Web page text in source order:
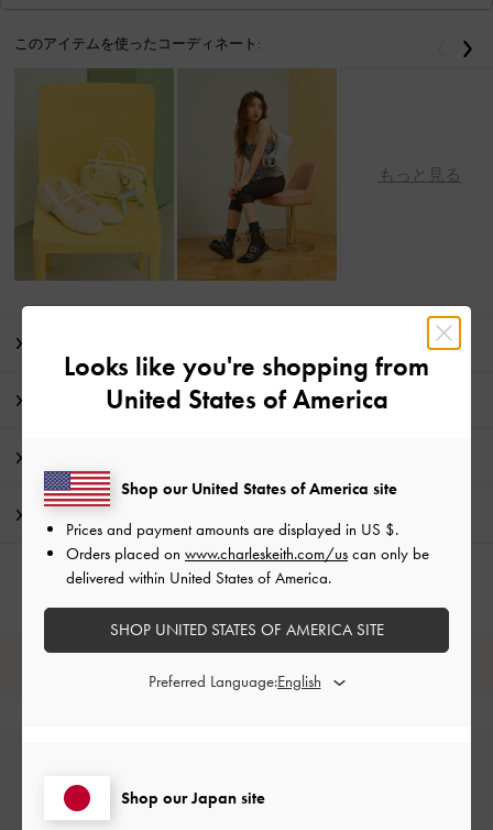
このアイテムを使ったコーディネート:
もっと見る
戻る
商品詳細 / お手入れ方法
配送 & 返品
Looks like you're shopping from
United States of America
Shop our Japan site
Shop our United States of America site
Prices and payment amounts are displayed in US $.
Orders placed on www.charleskeith.com/us can only be
delivered within United States of America.
SHOP UNITED STATES OF AMERICA SITE
Preferred Language: